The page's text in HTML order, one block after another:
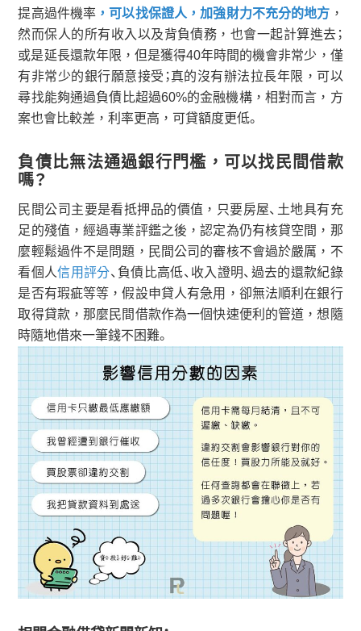
提高過件機率 ，可以找保證人，加強財力不充分的地方 ，
然而保人的所有收入以及背負債務，也會一起計算進去；
或是延長還款年限，但是獲得40年時間的機會非常少，僅
有非常少的銀行願意接受；真的沒有辦法拉長年限，可以
尋找能夠通過負債比超過60%的金融機構，相對而言，方
案也會比較差，利率更高，可貸額度更低。
負債比無法通過銀行門檻，可以找民間借款
嗎？
民間公司主要是看抵押品的價值，只要房屋、土地具有充
足的殘值，經過專業評鑑之後，認定為仍有核貸空間，那
麼輕鬆過件不是問題，民間公司的審核不會過於嚴厲，不
看個人信用評分、負債比高低、收入證明、過去的還款紀錄
是否有瑕疵等等，假設申貸人有急用，卻無法順利在銀行
取得貸款，那麼民間借款作為一個快速便利的管道，想隨
時隨地借來一筆錢不困難。